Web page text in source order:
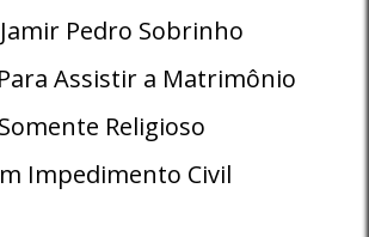
Jamir Pedro Sobrinho
Assistir a Matrimônio
Somente Religioso
Impedimento Civil